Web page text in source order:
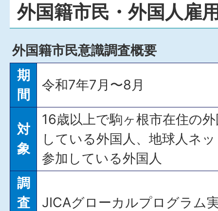
外国籍市民・外国人雇
外国籍市民意識調査概要
期
間
令和7年7月〜8月
対
象
16歳以上で駒ヶ根市在住の
している外国人、地球人ネ
参加している外国人
調
査
JICAグローカルプログラム